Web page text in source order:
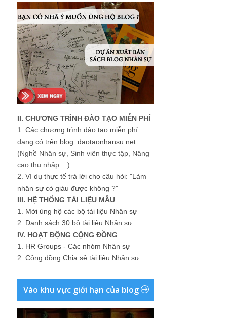
II. CHƯƠNG TRÌNH ĐÀO TẠO MIỄN PHÍ
1. Các chương trình đào tạo miễn phí
đang có trên blog: daotaonhansu.net
(Nghề Nhân sự, Sinh viên thực tập, Nâng
cao thu nhập ...)
2. Ví dụ thực tế trả lời cho câu hỏi: "Làm
nhân sự có giàu được không ?"
III. HỆ THỐNG TÀI LIỆU MẪU
1. Mời ủng hộ các bộ tài liệu Nhân sự
2. Danh sách 30 bộ tài liệu Nhân sự
IV. HOẠT ĐỘNG CỘNG ĐỒNG
1. HR Groups - Các nhóm Nhân sự
2. Cộng đồng Chia sẻ tài liệu Nhân sự
Vào khu vực giới hạn của blog